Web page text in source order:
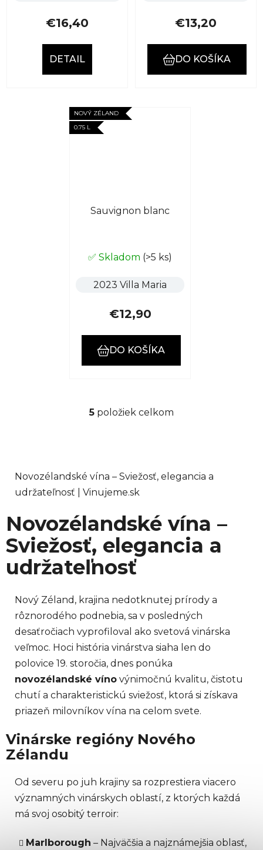
€16,40
DETAIL
3,0
€13,20
DO KOŠÍKA
NOVÝ ZÉLAND
0.75 L
Sauvignon blanc
✅ Skladom (>5 ks)
2023 Villa Maria
€12,90
DO KOŠÍKA
O
d
a
c
e
p
r
v
k
v
ý
p
i
s
u
5 položiek celkom
Novozélandské vína – Sviežosť, elegancia a
udržateľnosť | Vinujeme.sk
Novozélandské vína –
Sviežosť, elegancia a
udržateľnosť
Nový Zéland, krajina nedotknutej prírody a
rôznorodého podnebia, sa v posledných
desaťročiach vyprofiloval ako svetová vinárska
veľmoc. Hoci história vinárstva siaha len do
polovice 19. storočia, dnes ponúka
novozélandské víno výnimočnú kvalitu, čistotu
chutí a charakteristickú sviežosť, ktorá si získava
priazeň milovníkov vína na celom svete.
Vinárske regióny Nového
Zélandu
Od severu po juh krajiny sa rozprestiera viacero
významných vinárskych oblastí, z ktorých každá
má svoj osobitý terroir:
Marlborough – Najväčšia a najznámejšia oblasť,